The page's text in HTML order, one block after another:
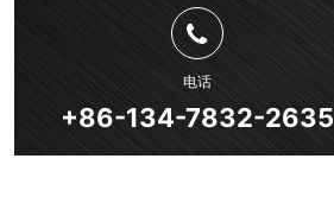
电话
+86-134-7832-2635